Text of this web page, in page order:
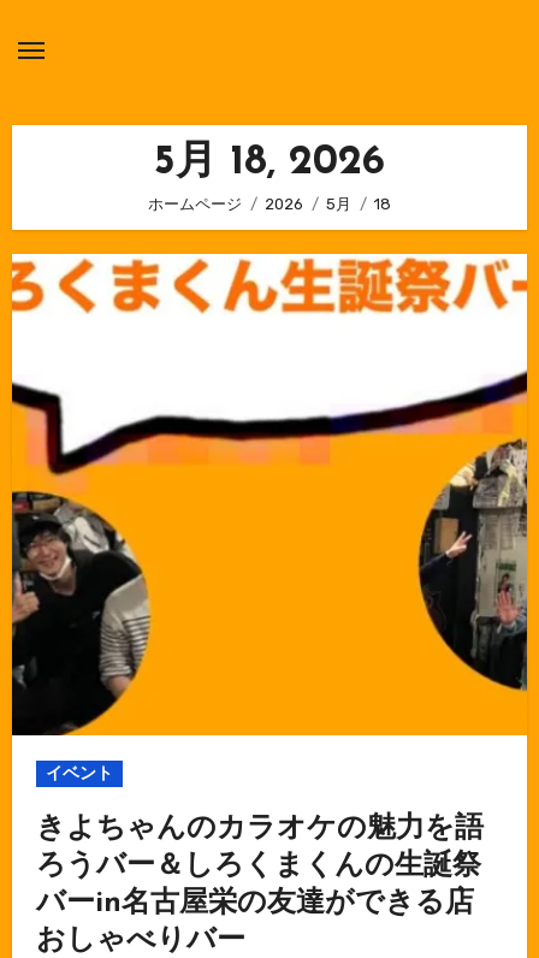
5月 18, 2026
ホームページ 2026 5月 18
イベント
きよちゃんのカラオケの魅力を語
ろうバー＆しろくまくんの生誕祭
バーin名古屋栄の友達ができる店
おしゃべりバー